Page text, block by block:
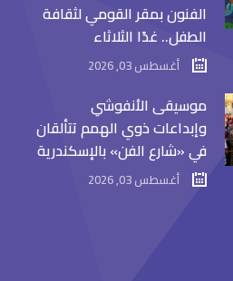
الفنون بمقر القومي لثقافة
الطفل.. غدًا الثلاثاء
أغسطس 03, 2026
موسيقى الأنفوشي
وإبداعات ذوي الهمم تتألقان
في «شارع الفن» بالإسكندرية
أغسطس 03, 2026